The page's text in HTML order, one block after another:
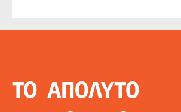
ΤΟ ΑΠΟΛΥΤΟ